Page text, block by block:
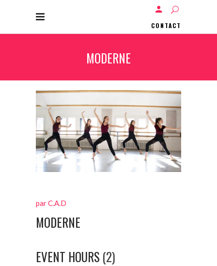
CONTACT
MODERNE
par C.A.D
MODERNE
EVENT HOURS (2)